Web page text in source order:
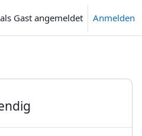
Gast angemeldet Anmelden